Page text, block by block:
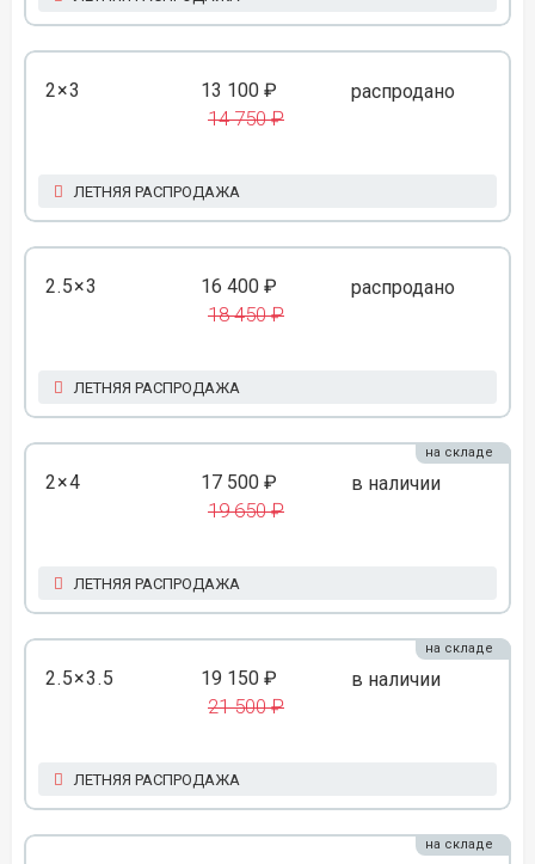
2×3 13 100 ₽
14 750 ₽
распродано
ЛЕТНЯЯ РАСПРОДАЖА
2.5×3 16 400 ₽
18 450 ₽
распродано
ЛЕТНЯЯ РАСПРОДАЖА
2×4 17 500 ₽
19 650 ₽
в наличии
на складе
ЛЕТНЯЯ РАСПРОДАЖА
2.5×3.5 19 150 ₽
21 500 ₽
в наличии
на складе
ЛЕТНЯЯ РАСПРОДАЖА
на складе